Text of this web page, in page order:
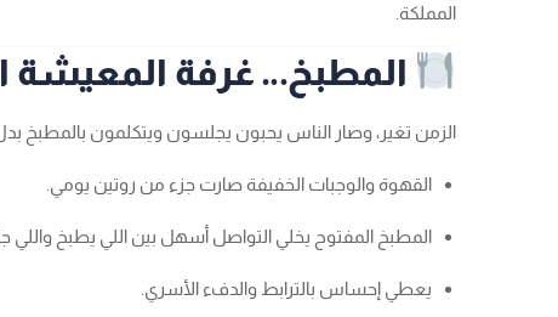
المملكة.
المطبخ… غرفة المعيشة
الزمن تغير، وصار الناس يحبون يجلسون ويتكلمون بالمطبخ
القهوة والوجبات الخفيفة صارت جزء من روتين يومي.
المطبخ المفتوح يخلي التواصل أسهل بين اللي يطبخ واللي
يعطي إحساس بالترابط والدفء الأسري.